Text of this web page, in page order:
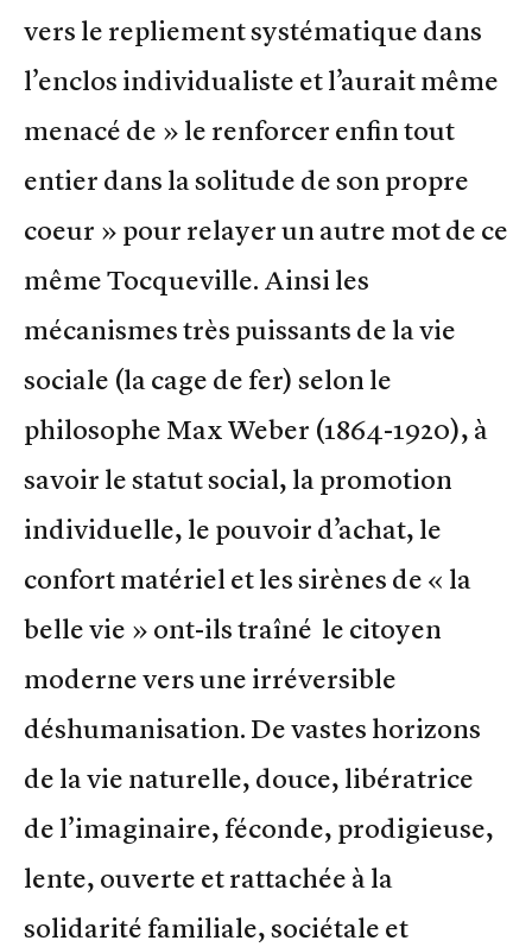
vers le repliement systématique dans
l’enclos individualiste et l’aurait même
menacé de » le renforcer enfin tout
entier dans la solitude de son propre
coeur » pour relayer un autre mot de ce
même Tocqueville. Ainsi les
mécanismes très puissants de la vie
sociale (la cage de fer) selon le
philosophe Max Weber (1864-1920), à
savoir le statut social, la promotion
individuelle, le pouvoir d’achat, le
confort matériel et les sirènes de « la
belle vie » ont-ils traîné le citoyen
moderne vers une irréversible
déshumanisation. De vastes horizons
de la vie naturelle, douce, libératrice
de l’imaginaire, féconde, prodigieuse,
lente, ouverte et rattachée à la
solidarité familiale, sociétale et